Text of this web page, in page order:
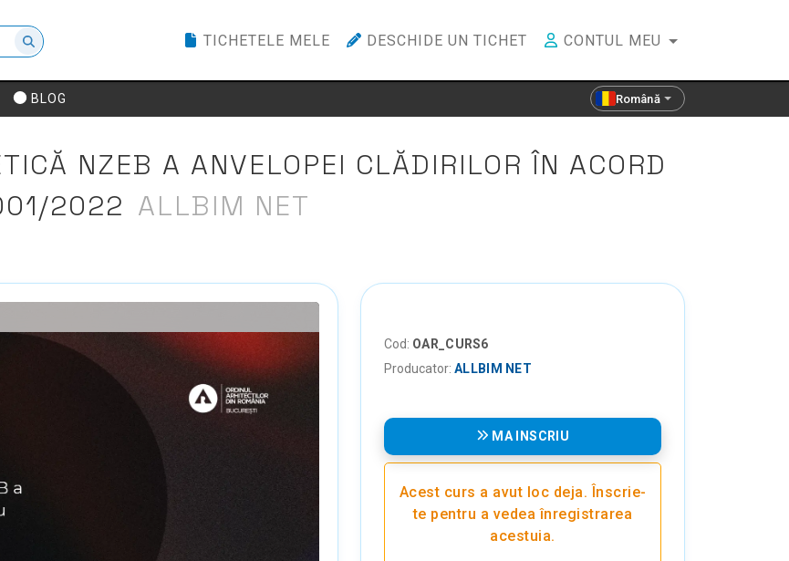
TICHETELE MELE DESCHIDE UN TICHET CONTUL MEU
BLOG Română
NZEB A ANVELOPEI CLĂDIRILOR ÎN ACORD
2022 ALLBIM NET
Cod: OAR_CURS6
Producator: ALLBIM NET
MA INSCRIU
Acest curs a avut loc deja. Înscrie-
te pentru a vedea înregistrarea
acestuia.